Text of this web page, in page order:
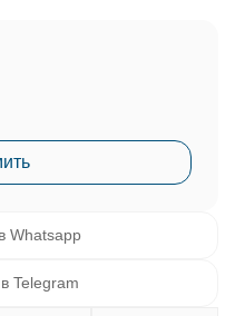
Whatsapp
Telegram